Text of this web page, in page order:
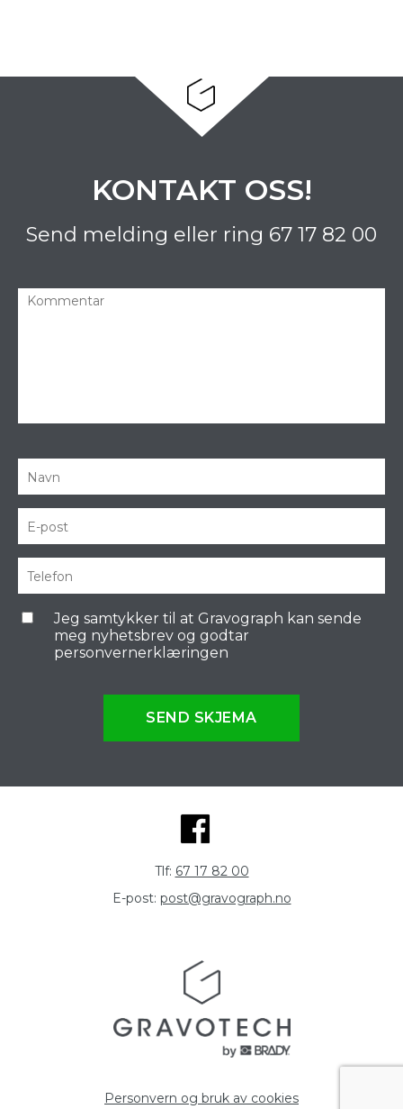
KONTAKT OSS!
Send melding eller ring 67 17 82 00
Jeg samtykker til at Gravograph kan sende
meg nyhetsbrev og godtar
personvernerklæringen
SEND SKJEMA
Tlf: 67 17 82 00
E-post: post@gravograph.no
Personvern og bruk av cookies